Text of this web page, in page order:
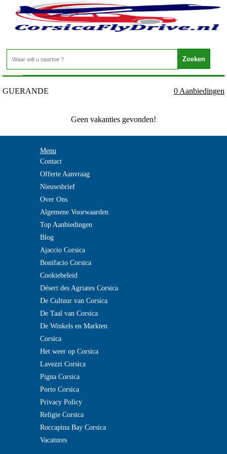
Frankrijk - BRETAGNE - GUERANDE
Home>
GUERANDE 0 Aanbiedingen
Geen vakanties gevonden!
Menu
Contact
Offerte Aanvraag
Nieuwsbrief
Over Ons
Algemene Voorwaarden
Top Aanbiedingen
Blog
Ajaccio Corsica
Bonifacio Corsica
Cookiebeleid
Désert des Agriates Corsica
De Cultuur van Corsica
De Taal van Corsica
De Winkels en Markten
Corsica
Het weer op Corsica
Lavezzi Corsica
Pigna Corsica
Porto Corsica
Privacy Policy
Religie Corsica
Roccapina Bay Corsica
Vacatures